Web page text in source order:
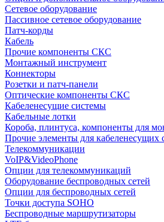
Сетевое оборудование
Пассивное сетевое оборудование
Патч-корды
Кабель
Прочие компоненты СКС
Монтажный инструмент
Коннекторы
Розетки и патч-панели
Оптические компоненты СКС
Кабеленесущие системы
Кабельные лотки
Короба, плинтуса, компоненты для
Прочие элементы для кабеленесущих
Телекоммуникации
VoIP&VideoPhone
Опции для телекоммуникаций
Оборудование беспроводных сетей
Опции для беспроводных сетей
Точки доступа SOHO
Беспроводные маршрутизаторы